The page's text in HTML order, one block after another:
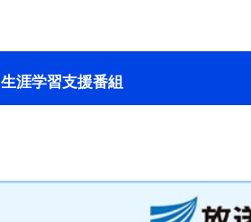
生涯学習支援番組